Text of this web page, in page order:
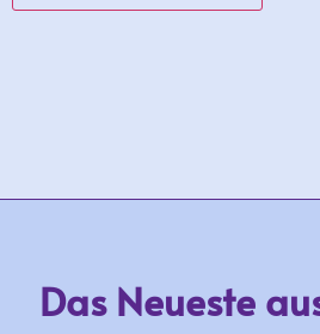
Das Neueste